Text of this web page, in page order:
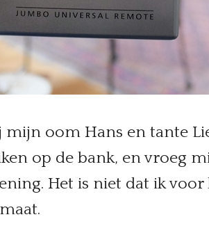
mijn oom Hans en tante
op de bank, en vroeg
Het is niet dat ik